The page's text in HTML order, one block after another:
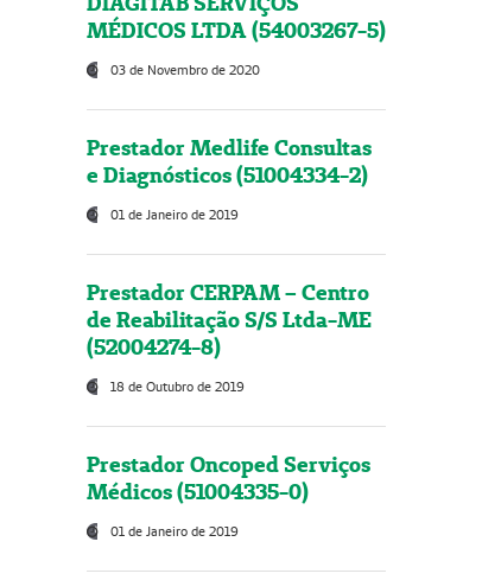
MÉDICOS LTDA (54003267-5)
03 de Novembro de 2020
Prestador Medlife Consultas
e Diagnósticos (51004334-2)
01 de Janeiro de 2019
Prestador CERPAM – Centro
de Reabilitação S/S Ltda-ME
(52004274-8)
18 de Outubro de 2019
Prestador Oncoped Serviços
Médicos (51004335-0)
01 de Janeiro de 2019